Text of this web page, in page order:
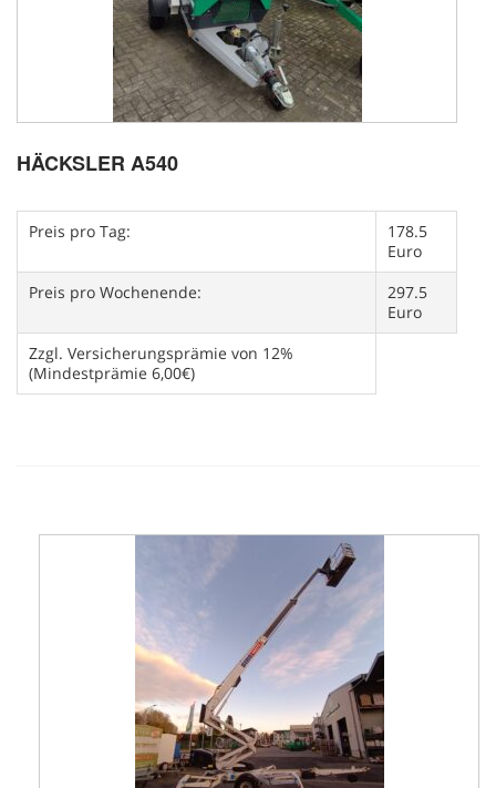
HÄCKSLER A540
Preis pro Tag:
178.5
Euro
Preis pro Wochenende:
297.5
Euro
Zzgl. Versicherungsprämie von 12%
(Mindestprämie 6,00€)